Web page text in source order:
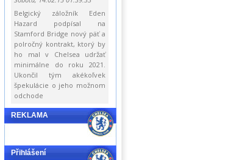
Belgický záložník Eden
Hazard podpísal na
Stamford Bridge nový päť a
polročný kontrakt, ktorý by
ho mal v Chelsea udržať
minimálne do roku 2021.
Ukončil tým akékoľvek
špekulácie o jeho možnom
odchode
REKLAMA
Přihlášení